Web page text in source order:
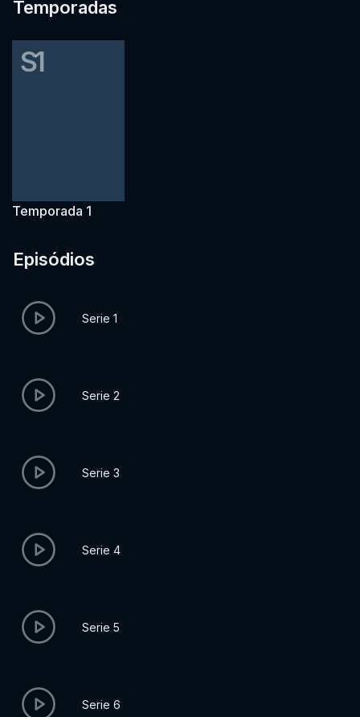
Temporadas
S1
Temporada 1
Episódios
Serie 1
Serie 2
Serie 3
Serie 4
Serie 5
Serie 6